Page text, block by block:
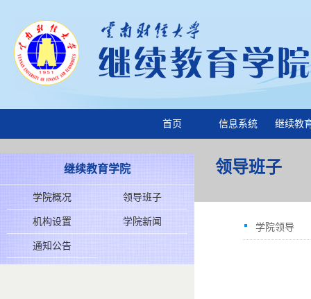
首页 信息系统 继续教
领导班子
学院领导
继续教育学院
学院概况 领导班子
机构设置 学院新闻
通知公告